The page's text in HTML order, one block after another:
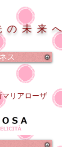
未来へ
リアローザ
ス